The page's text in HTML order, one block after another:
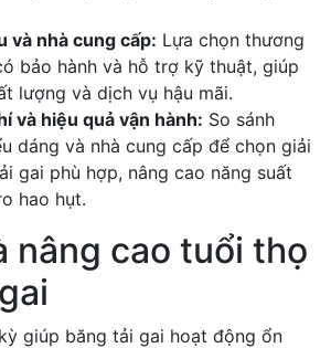
và nhà cung cấp: Lựa chọn thương
bảo hành và hỗ trợ kỹ thuật, giúp
lượng và dịch vụ hậu mãi.
và hiệu quả vận hành: So sánh
dáng và nhà cung cấp để chọn giải
gai phù hợp, nâng cao năng suất
hao hụt.
nâng cao tuổi thọ
giúp băng tải gai hoạt động ổn